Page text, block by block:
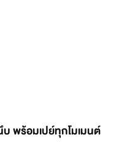
พร้อมเปย์ทุกโมเมนต์